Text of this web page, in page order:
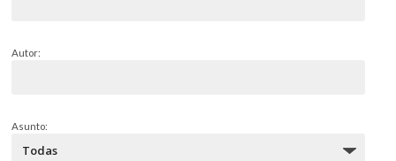
Autor:
Asunto: